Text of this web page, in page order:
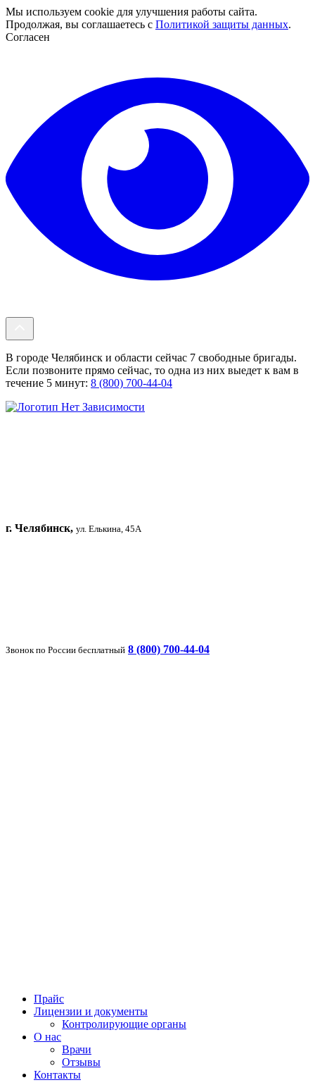
Мы используем cookie для улучшения работы сайта.
Продолжая, вы соглашаетесь с Политикой защиты данных.
Согласен
В городе Челябинск и области сейчас 7 свободные бригады.
Если позвоните прямо сейчас, то одна из них выедет к вам в
течение 5 минут: 8 (800) 700-44-04
г. Челябинск, ул. Елькина, 45А
Звонок по России бесплатный 8 (800) 700-44-04
Прайс
Лицензии и документы
Контролирующие органы
О нас
Врачи
Отзывы
Контакты